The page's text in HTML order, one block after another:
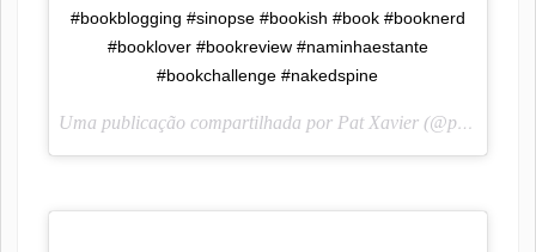
#bookblogging #sinopse #bookish #book #booknerd
#booklover #bookreview #naminhaestante
#bookchallenge #nakedspine
Uma publicação compartilhada por Pat Xavier (@pah_lendoescrevendo) em